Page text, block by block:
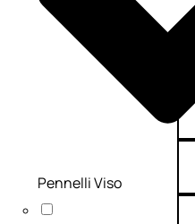
Pennelli Viso